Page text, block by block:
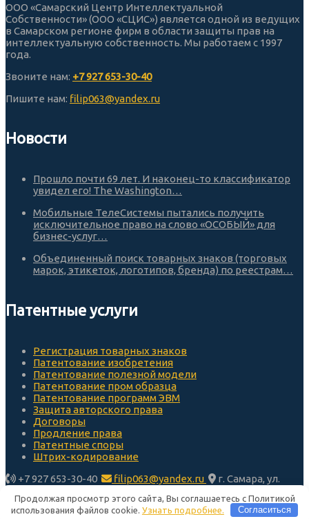
ООО «Самарский Центр Интеллектуальной
Собственности» (ООО «СЦИС») является одной из ведущих
в Самарском регионе фирм в области защиты прав на
интеллектуальную собственность. Мы работаем с 1997
года.
Звоните нам: +7 927 653-30-40
Пишите нам: filip063@yandex.ru
Новости
Прошло почти 69 лет. И наконец-то классификатор
увидел его! The Washington…
Мобильные ТелеСистемы пытались получить
исключительное право на слово «ОСОБЫЙ» для
бизнес-услуг…
Объединенный поиск товарных знаков (торговых
марок, этикеток, логотипов, бренда) по реестрам…
Патентные услуги
Регистрация товарных знаков
Патентование изобретения
Патентование полезной модели
Патентование пром образца
Патентование программ ЭВМ
Защита авторского права
Договоры
Продление права
Патентные споры
Штрих-кодирование
+7 927 653-30-40
filip063@yandex.ru
г. Самара, ул.
© 2010-2026. ООО "СЦИС". Патентные поверенные в Самаре
Политика конфиденциальности.
Продолжая просмотр этого сайта, Вы соглашаетесь с Политикой
использования файлов cookie. Узнать подробнее. Согласиться